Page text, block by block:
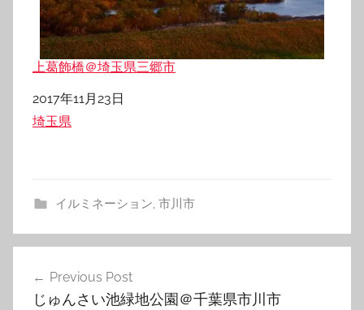
上葛飾橋＠埼玉県三郷市
日付
2017年11月23日
関連理由
埼玉県
イルミネーション, 市川市
Previous Post
じゅんさい池緑地公園＠千葉県市川市